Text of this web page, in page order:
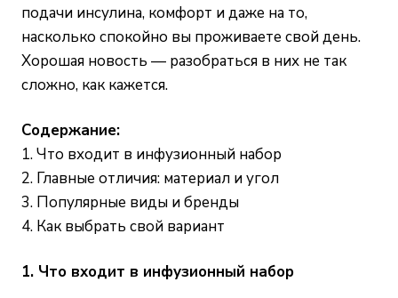
подачи инсулина, комфорт и даже на то,
насколько спокойно вы проживаете свой день.
Хорошая новость — разобраться в них не так
сложно, как кажется.
Содержание:
1. Что входит в инфузионный набор
2. Главные отличия: материал и угол
3. Популярные виды и бренды
4. Как выбрать свой вариант
1. Что входит в инфузионный набор